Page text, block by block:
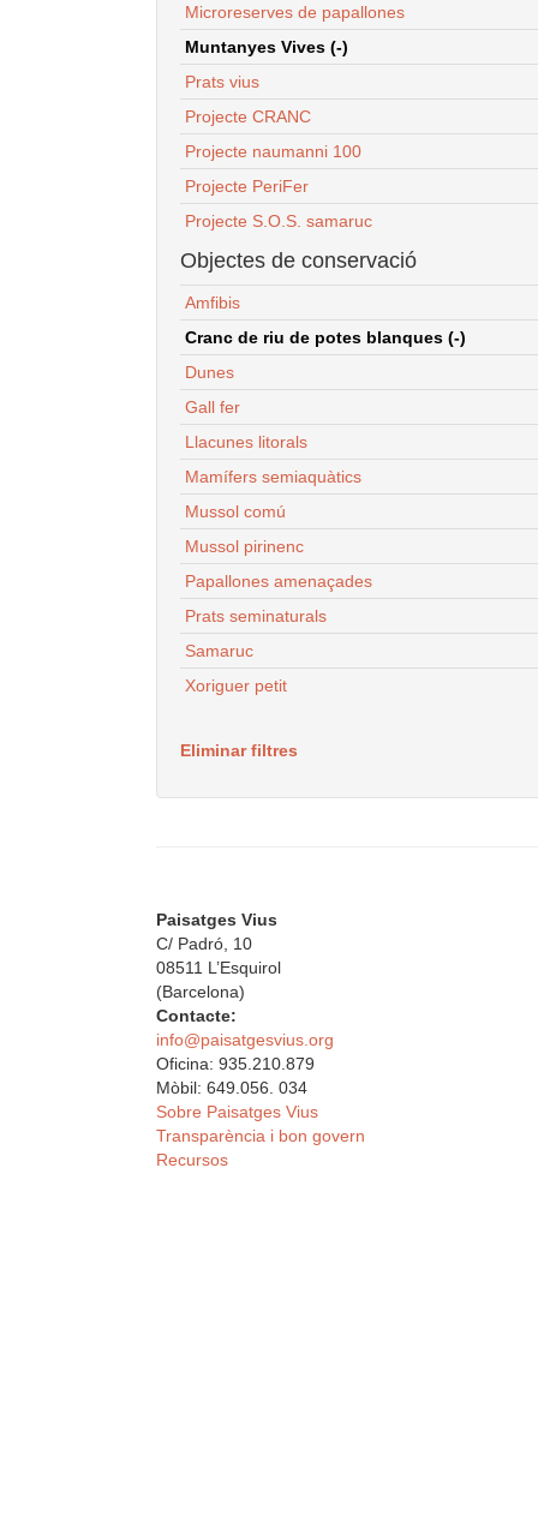
Microreserves de papallones
Muntanyes Vives (-)
Prats vius
Projecte CRANC
Projecte naumanni 100
Projecte PeriFer
Projecte S.O.S. samaruc
Objectes de conservació
Amfibis
Cranc de riu de potes blanques (-)
Dunes
Gall fer
Llacunes litorals
Mamífers semiaquàtics
Mussol comú
Mussol pirinenc
Papallones amenaçades
Prats seminaturals
Samaruc
Xoriguer petit
Eliminar filtres
Paisatges Vius
C/ Padró, 10
08511 L’Esquirol
(Barcelona)
Contacte:
info@paisatgesvius.org
Oficina: 935.210.879
Mòbil: 649.056. 034
Sobre Paisatges Vius
Transparència i bon govern
Recursos